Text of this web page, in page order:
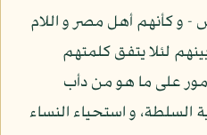
- و كأنهم أهل مصر و اللام
لئلا يتفق كلمتهم
على ما هو من دأب
السلطة، و استحياء النساء